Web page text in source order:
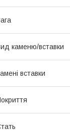
каменю/вставки
вставки